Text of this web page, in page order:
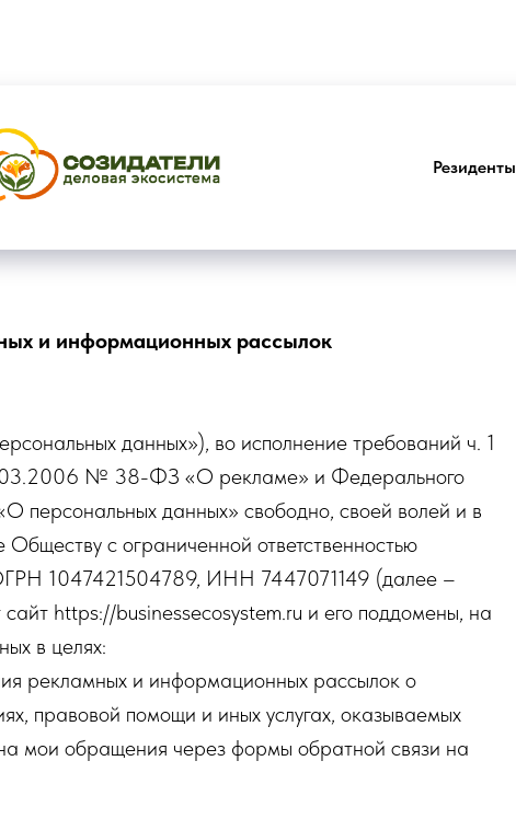
Резиденты
и информационных рассылок​
данных»), во исполнение требований ч. 1
№ 38-ФЗ «О рекламе» и Федерального
данных» свободно, своей волей и в
с ограниченной ответственностью
1047421504789, ИНН 7447071149 (далее –
https://businessecosystem.ru и его поддомены, на
в целях:
рекламных и информационных рассылок о
правовой помощи и иных услугах, оказываемых
мои обращения через формы обратной связи на